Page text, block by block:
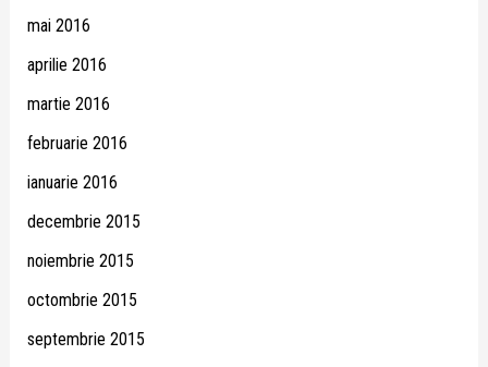
mai 2016
aprilie 2016
martie 2016
februarie 2016
ianuarie 2016
decembrie 2015
noiembrie 2015
octombrie 2015
septembrie 2015